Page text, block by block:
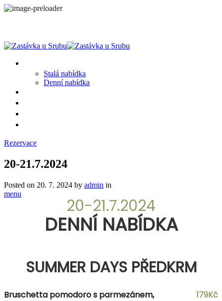
Stalá nabídka
Denní nabídka
Rezervace
20-21.7.2024
Posted on 20. 7. 2024 by admin in
menu
20-21.7.2024
DENNÍ NABÍDKA
SUMMER DAYS PŘEDKRM
Bruschetta pomodoro s parmezánem,
179Kč